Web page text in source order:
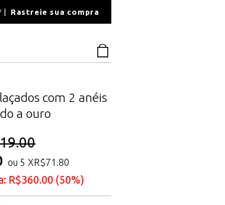
Rastreie sua compra
com 2 anéis
a ouro
ou 5 XR$71.80
R$360.00 (50%)